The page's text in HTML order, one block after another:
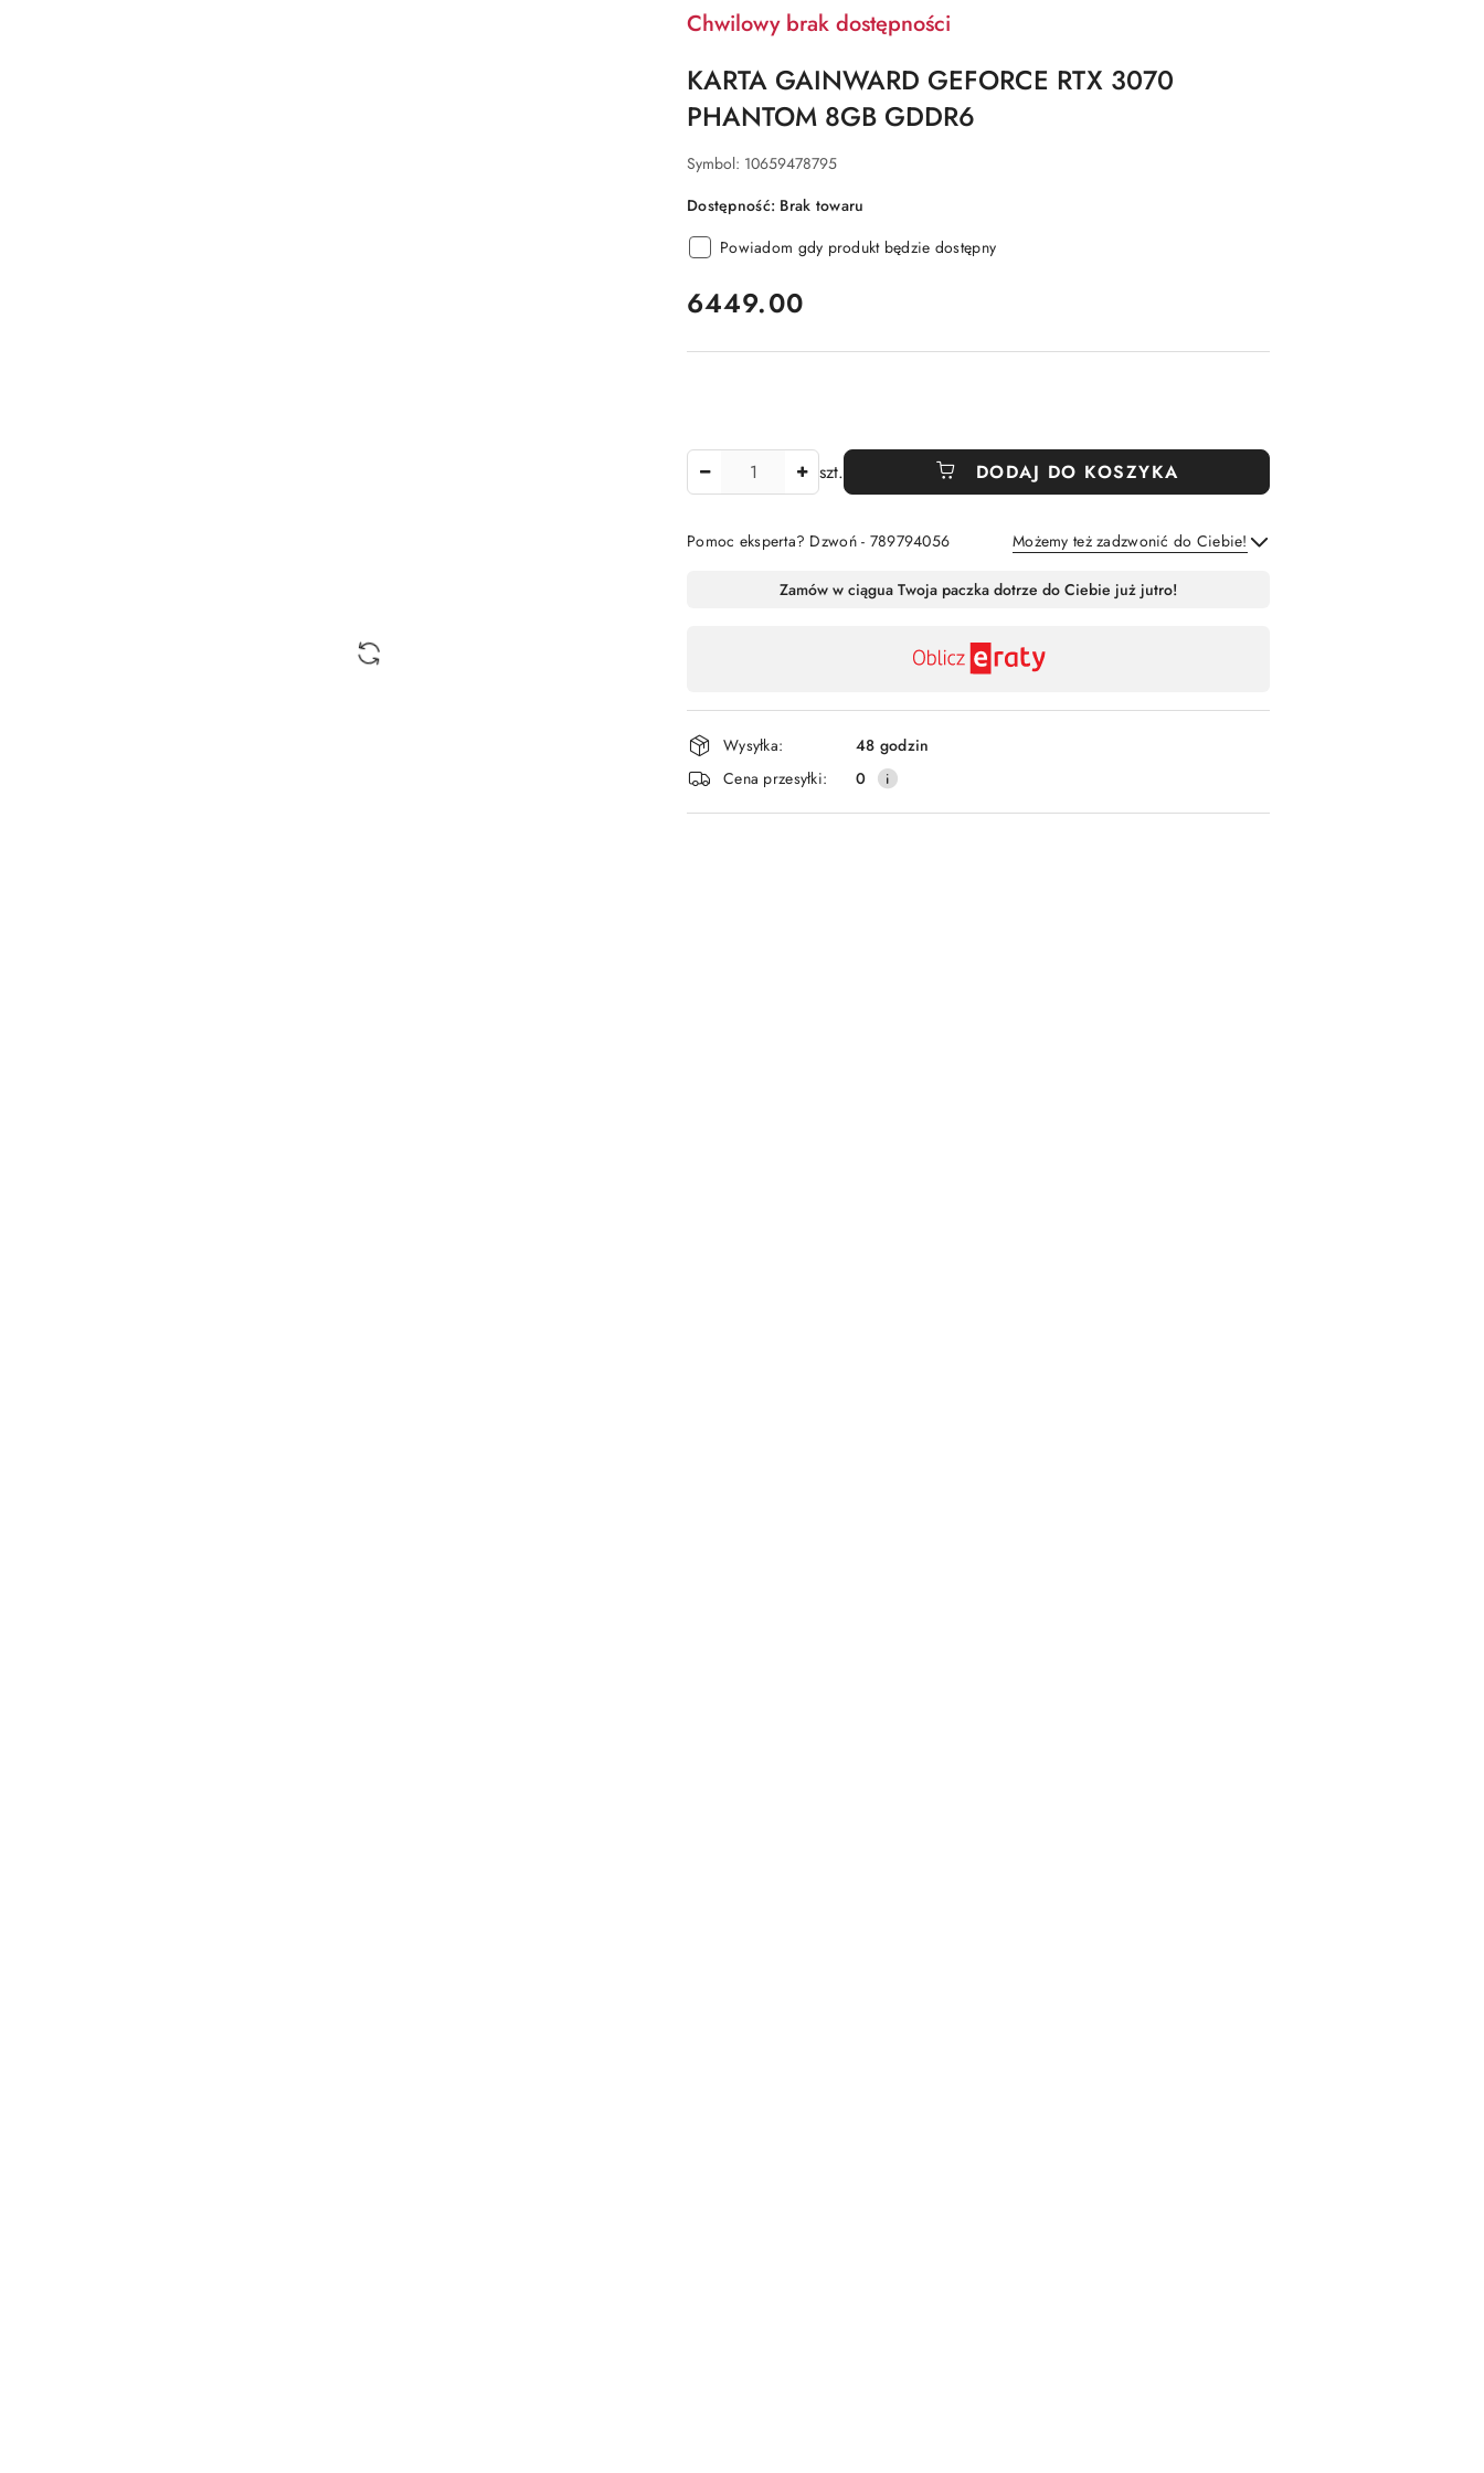
Chwilowy brak dostępności
KARTA GAINWARD GEFORCE RTX 3070
PHANTOM 8GB GDDR6
Symbol: 10659478795
Dostępność: Brak towaru
Powiadom gdy produkt będzie dostępny
cena:
6449.00
szt. DODAJ DO KOSZYKA
Pomoc eksperta? Dzwoń - 789794056 Możemy też zadzwonić do Ciebie!
Dostępność
dostawa
Zamów w ciągua Twoja paczka dotrze do Ciebie już jutro!
Wysyłka:
48 godzin
Cena przesyłki:
0